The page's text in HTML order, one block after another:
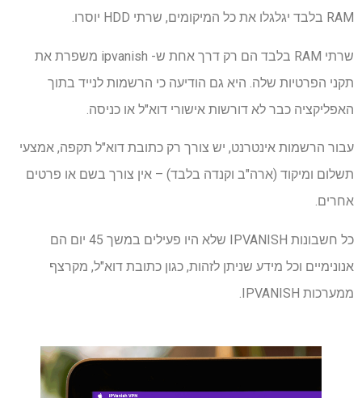
RAM בלבד יגלגלו את כל המיקומים, שרתי HDD יוסרו.
שרתי RAM בלבד הם רק דרך אחת ש- ipvanish משפרת את
תקני הפרטיות שלה. היא גם הודיעה כי הרשמות לנייד בתוך
האפליקציה כבר לא דורשות אישורי דוא"ל או כניסה.
עבור הרשמות אינטרנט, יש צורך רק כתובת דוא"ל תקפה, אמצעי
תשלום ומיקוד (ארה"ב וקנדה בלבד) – אין צורך בשם או פרטים
אחרים.
כל חשבונות IPVANISH שלא היו פעילים במשך 45 יום הם
אנונימיים וכל מידע שניתן לזהות, כגון כתובת דוא"ל, מקרצף
ממערכות IPVANISH.